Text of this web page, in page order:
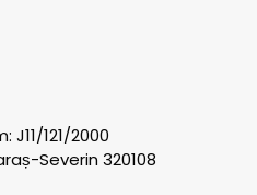
J11/121/2000
Severin 320108